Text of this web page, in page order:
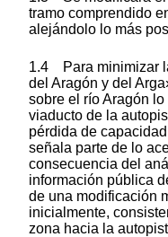
tramo comprendido
alejándolo lo más
1.4 Para minimizar
del Aragón y del
sobre el río Aragón
viaducto de la
pérdida de
señala parte de lo
consecuencia del
información pública
de una modificación
inicialmente,
zona hacia la